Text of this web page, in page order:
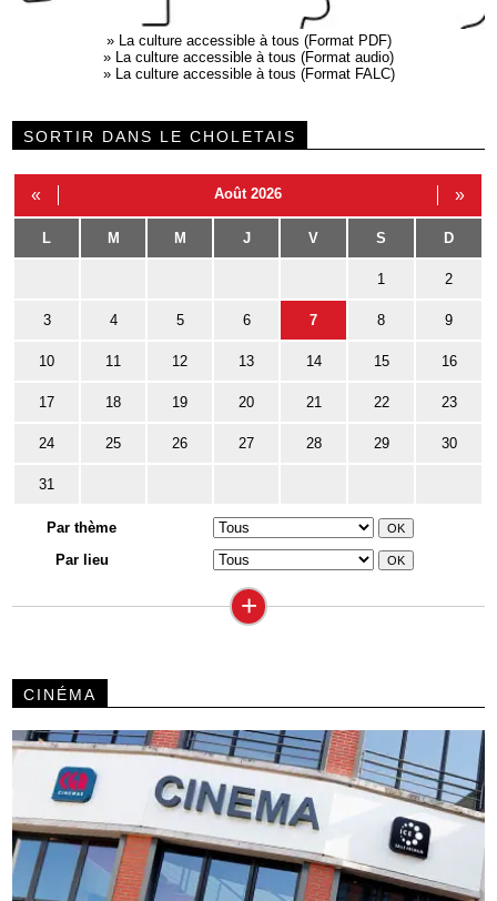
» La culture accessible à tous (Format PDF)
» La culture accessible à tous (Format audio)
» La culture accessible à tous (Format FALC)
SORTIR DANS LE CHOLETAIS
« Août 2026 »
L M M J V S D
1 2
3 4 5 6 7 8 9
10 11 12 13 14 15 16
17 18 19 20 21 22 23
24 25 26 27 28 29 30
31
Par thème
Par lieu
+
CINÉMA